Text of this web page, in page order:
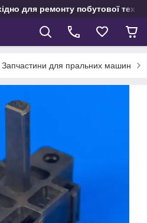
для ремонту побутової
Запчастини для пральних машин